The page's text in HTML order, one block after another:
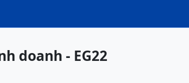
doanh - EG22